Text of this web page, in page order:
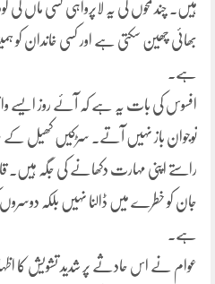
ہیں۔ چند لمحوں کی یہ لاپرواہی کسی ماں
بھائی چھین سکتی ہے اور کسی خاندان کو
ہے۔
افسوس کی بات یہ ہے کہ آئے روز ایسے
نوجوان باز نہیں آتے۔ سڑکیں کھیل کے
راستے اپنی مہارت دکھانے کی جگہ
جان کو خطرے میں ڈالنا نہیں بلکہ
ہے۔
عوام نے اس حادثے پر شدید تشویش کا